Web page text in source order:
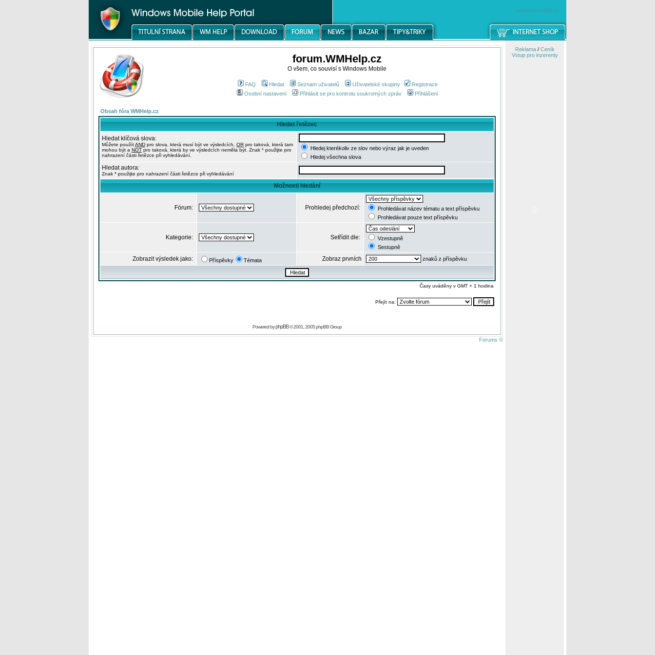
windowsmobile.cz
forum.WMHelp.cz
O všem, co souvisí s Windows Mobile
FAQ Hledat Seznam uživatelů Uživatelské skupiny
Registrace
Osobní nastavení
Přihlásit se pro kontrolu soukromých zpráv Přihlášení
Obsah fóra WMHelp.cz
Hledat řetězec
Hledat klíčová slova:
Můžete použítAND pro slova, která musí být ve výsledcích, OR pro taková, která tam
mohou být a NOT pro taková, která by ve výsledcích neměla být. Znak * použijte pro
nahrazení části řetězce při vyhledávání.
Hledej kterékoliv ze slov nebo výraz jak je uveden
Hledej všechna slova
Hledat autora:
Znak * použijte pro nahrazení části řetězce při vyhledávání
Možnosti hledání
Fórum: Prohledej předchozí:
Prohledávat název tématu a text příspěvku
Prohledávat pouze text příspěvku
Kategorie: Setřídit dle:
Vzestupně
Sestupně
Zobrazit výsledek jako: Příspěvky Témata Zobraz prvních znaků z příspěvku
Časy uváděny v GMT + 1 hodina
Přejít na:
Powered byphpBB© 2001, 2005 phpBB Group
Forums ©
Reklama/ Ceník
Vstup pro inzerenty